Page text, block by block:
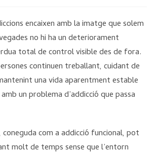
encaixen amb la imatge que solem
no hi ha un deteriorament
total de control visible des de fora.
continuen treballant, cuidant de
una vida aparentment estable
un problema d’addicció que passa
com a addicció funcional, pot
molt de temps sense que l’entorn